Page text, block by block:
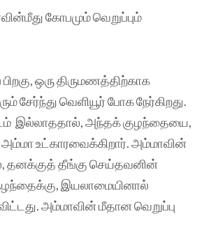
கோபமும் வெறுப்பும்
ஒரு திருமணத்திற்காக
சேர்ந்து வெளியூர் போக நேர்கிறது.
இல்லாததால், அந்தக் குழந்தையை,
அம்மா உட்காரவைக்கிறார். அம்மாவின்
தனக்குத் தீங்கு செய்தவனின்
இயலாமையினால்
அம்மாவின் மீதான வெறுப்பு